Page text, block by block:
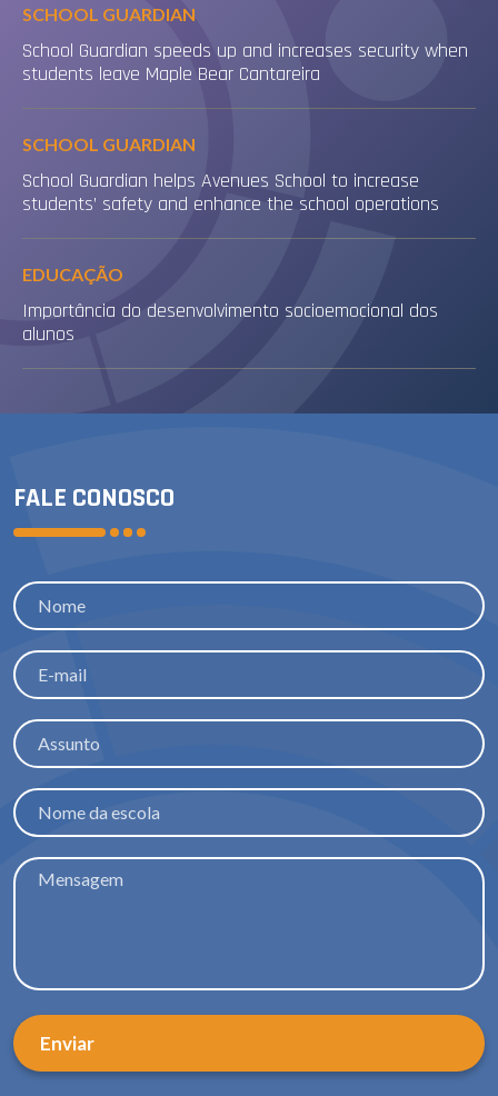
SCHOOL GUARDIAN
School Guardian speeds up and increases security when
students leave Maple Bear Cantareira
SCHOOL GUARDIAN
School Guardian helps Avenues School to increase
students’ safety and enhance the school operations
EDUCAÇÃO
Importância do desenvolvimento socioemocional dos
alunos
FALE CONOSCO